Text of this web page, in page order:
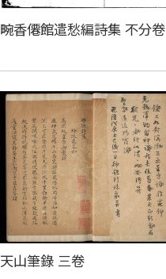
畹香僊館遣愁編詩集 不分卷
天山筆錄 三卷